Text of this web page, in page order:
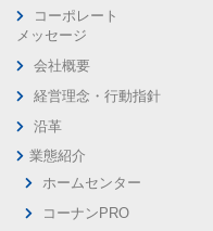
コーポレート
メッセージ
会社概要
経営理念・行動指針
沿革
業態紹介
ホームセンター
コーナンPRO